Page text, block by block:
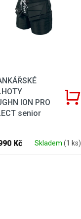
ION PRO
senior
Skladem(1 ks)
Kč